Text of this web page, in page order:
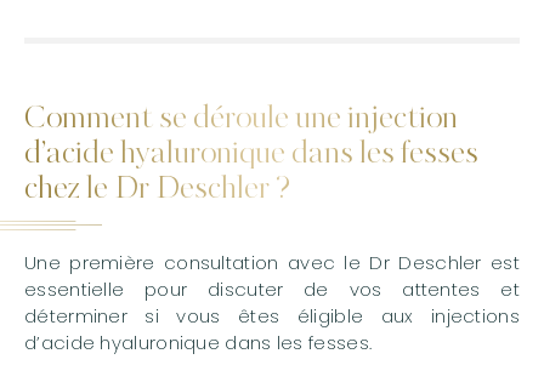
Comment se déroule une injection
d’acide hyaluronique dans les fesses
chez le Dr Deschler ?
Une première consultation avec le Dr Deschler est
essentielle pour discuter de vos attentes et
déterminer si vous êtes éligible aux injections
d’acide hyaluronique dans les fesses.